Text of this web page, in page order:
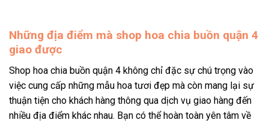
Những địa điểm mà shop hoa chia buồn quận 4
giao được
Shop hoa chia buồn quận 4 không chỉ đặc sự chú trọng vào
việc cung cấp những mẫu hoa tươi đẹp mà còn mang lại sự
thuận tiện cho khách hàng thông qua dịch vụ giao hàng đến
nhiều địa điểm khác nhau. Bạn có thể hoàn toàn yên tâm về